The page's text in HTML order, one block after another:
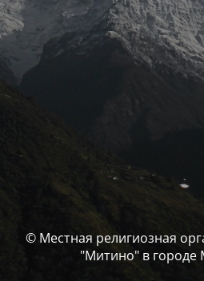
© Местная религиозная
"Митино" в городе